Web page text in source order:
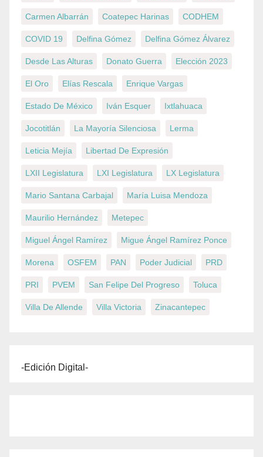
Carmen Albarrán Coatepec Harinas CODHEM
COVID 19 Delfina Gómez Delfina Gómez Álvarez
Desde Las Alturas Donato Guerra Elección 2023
El Oro Elías Rescala Enrique Vargas
Estado De México Iván Esquer Ixtlahuaca
Jocotitlán La Mayoría Silenciosa Lerma
Leticia Mejía Libertad De Expresión
LXII Legislatura LXI Legislatura LX Legislatura
Mario Santana Carbajal María Luisa Mendoza
Maurilio Hernández Metepec
Miguel Ángel Ramírez Migue Ángel Ramírez Ponce
Morena OSFEM PAN Poder Judicial PRD
PRI PVEM San Felipe Del Progreso Toluca
Villa De Allende Villa Victoria Zinacantepec
-Edición Digital-